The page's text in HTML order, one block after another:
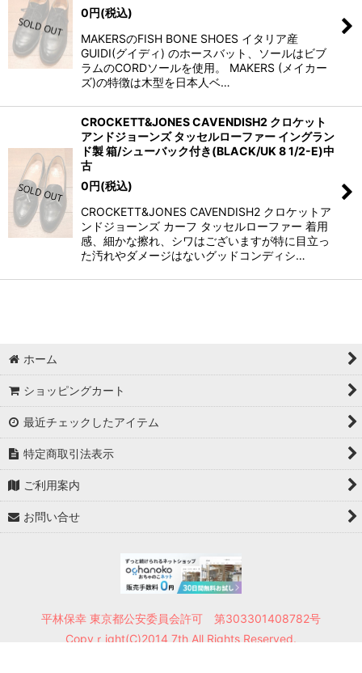
0円(税込)
MAKERSのFISH BONE SHOES イタリア産
GUIDI(グイディ) のホースバット、ソールはビブ
ラムのCORDソールを使用。 MAKERS (メイカー
ズ)の特徴は木型を日本人ベ…
CROCKETT&JONES CAVENDISH2 クロケット
アンドジョーンズ タッセルローファー イングラン
ド製 箱/シューバック付き(BLACK/UK 8 1/2-E)中
古
0円(税込)
CROCKETT&JONES CAVENDISH2 クロケットア
ンドジョーンズ カーフ タッセルローファー 着用
感、細かな擦れ、シワはございますが特に目立っ
た汚れやダメージはないグッドコンディシ…
ホーム
ショッピングカート
最近チェックしたアイテム
特定商取引法表示
ご利用案内
お問い合せ
平林保幸 東京都公安委員会許可 第303301408782号
Copyｒight(C)2014 7th All Rights Reserved.